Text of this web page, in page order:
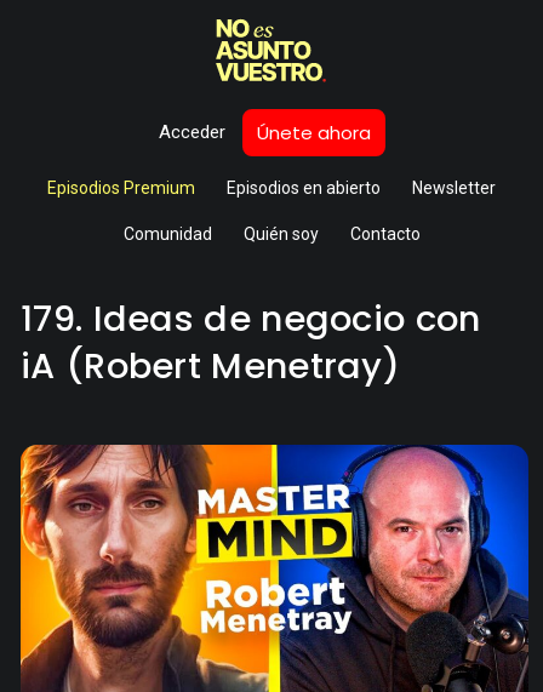
Acceder Únete ahora
Episodios Premium Episodios en abierto Newsletter
Comunidad Quién soy Contacto
179. Ideas de negocio con
iA (Robert Menetray)